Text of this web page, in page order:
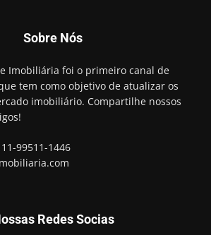
Sobre Nós
Imobiliária foi o primeiro canal de
tem como objetivo de atualizar os
imobiliário. Compartilhe nossos
99511-1446
Redes Socias